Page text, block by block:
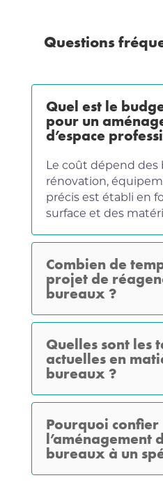
Questions
Quel est le
pour un
d’espace
Le coût dépend des
rénovation,
précis est établi en
surface et des
Combien de
projet de
bureaux ?
Quelles sont les
actuelles en
bureaux ?
Pourquoi confier
l’aménagement
bureaux à un